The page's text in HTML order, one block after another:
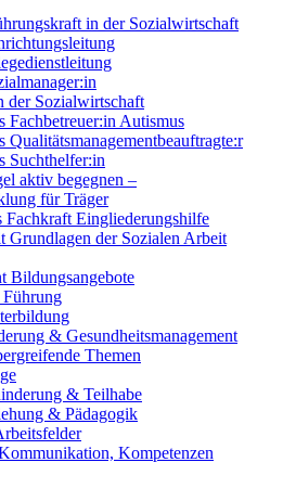
in der Sozialwirtschaft
der Sozialwirtschaft
Fachbetreuer:in Autismus
Suchthelfer:in
aktiv begegnen –
für Träger
Fachkraft Eingliederungshilfe
Grundlagen der Sozialen Arbeit
Bildungsangebote
& Gesundheitsmanagement
Themen
& Teilhabe
& Pädagogik
Kompetenzen